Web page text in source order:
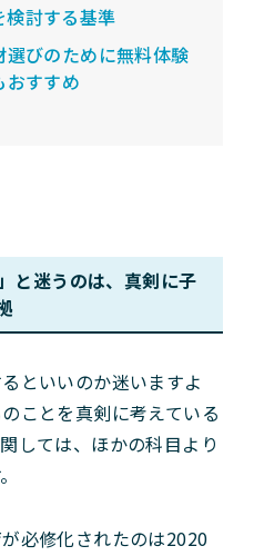
討する基準
びのために無料体験
おすすめ
と迷うのは、真剣に子
といいのか迷いますよ
ことを真剣に考えている
しては、ほかの科目より
必修化されたのは2020